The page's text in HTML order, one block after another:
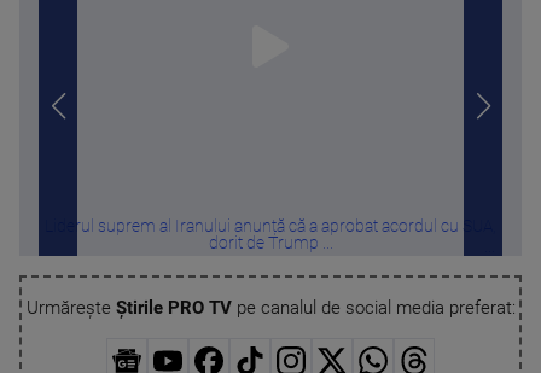
Liderul suprem al Iranului anunță că a aprobat acordul cu SUA,
dorit de Trump ...
Urmărește Știrile PRO TVpe canalul de social media preferat: